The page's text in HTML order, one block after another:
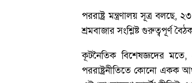
পররাষ্ট্র মন্ত্রণালয় সূত্র
শ্রমবাজার সংশ্লিষ্ট গুরুত্বপূর্ণ
কূটনৈতিক বিশেষজ্ঞদের মতে,
পররাষ্ট্রনীতিতে কোনো একক